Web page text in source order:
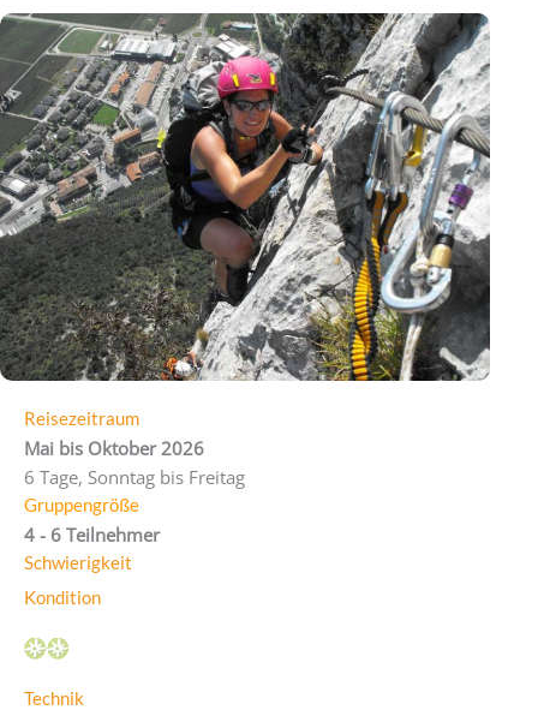
Reisezeitraum
Mai bis Oktober 2026
6 Tage, Sonntag bis Freitag
Gruppengröße
4 - 6 Teilnehmer
Schwierigkeit
Kondition
Technik